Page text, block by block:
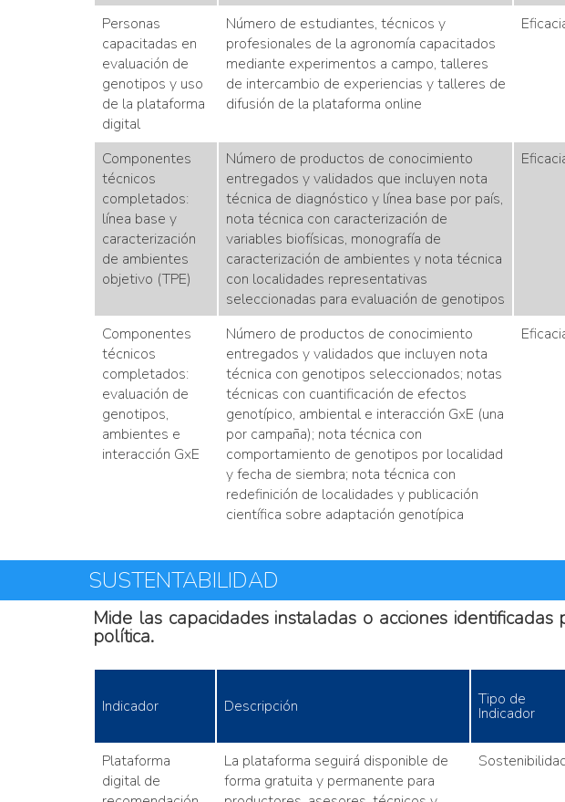
Personas
capacitadas en
evaluación de
genotipos y uso
de la plataforma
digital
Número de estudiantes, técnicos y
profesionales de la agronomía capacitados
mediante experimentos a campo, talleres
de intercambio de experiencias y talleres de
difusión de la plataforma online
Componentes
técnicos
completados:
línea base y
caracterización
de ambientes
objetivo (TPE)
Número de productos de conocimiento
entregados y validados que incluyen nota
técnica de diagnóstico y línea base por país,
nota técnica con caracterización de
variables biofísicas, monografía de
caracterización de ambientes y nota técnica
con localidades representativas
seleccionadas para evaluación de genotipos
Componentes
técnicos
completados:
evaluación de
genotipos,
ambientes e
interacción GxE
Número de productos de conocimiento
entregados y validados que incluyen nota
técnica con genotipos seleccionados; notas
técnicas con cuantificación de efectos
genotípico, ambiental e interacción GxE (una
por campaña); nota técnica con
comportamiento de genotipos por localidad
y fecha de siembra; nota técnica con
redefinición de localidades y publicación
científica sobre adaptación genotípica
SUSTENTABILIDAD
Mide las capacidades instaladas o acciones
política.
Indicador Descripción Tipo de
Indicador
Plataforma
digital de
La plataforma seguirá disponible de
forma gratuita y permanente para